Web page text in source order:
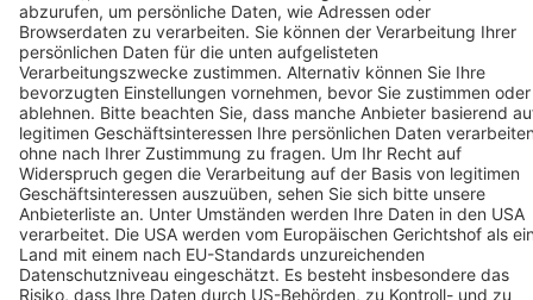
BZ-Card Vorteile